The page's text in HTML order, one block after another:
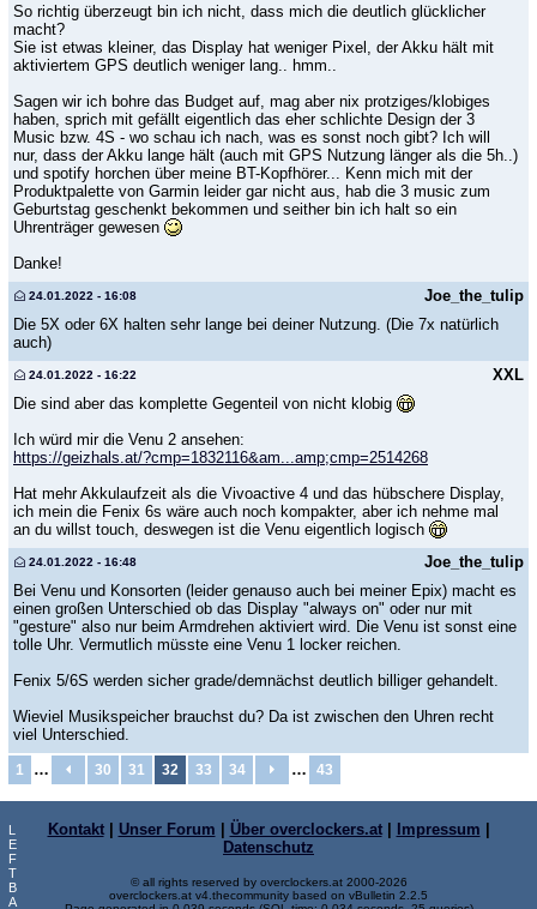
So richtig überzeugt bin ich nicht, dass mich die deutlich glücklicher
macht?
Sie ist etwas kleiner, das Display hat weniger Pixel, der Akku hält mit
aktiviertem GPS deutlich weniger lang.. hmm..
Sagen wir ich bohre das Budget auf, mag aber nix protziges/klobiges
haben, sprich mit gefällt eigentlich das eher schlichte Design der 3
Music bzw. 4S - wo schau ich nach, was es sonst noch gibt? Ich will
nur, dass der Akku lange hält (auch mit GPS Nutzung länger als die 5h..)
und spotify horchen über meine BT-Kopfhörer... Kenn mich mit der
Produktpalette von Garmin leider gar nicht aus, hab die 3 music zum
Geburtstag geschenkt bekommen und seither bin ich halt so ein
Uhrenträger gewesen
Danke!
Joe_the_tulip
24.01.2022 - 16:08
Die 5X oder 6X halten sehr lange bei deiner Nutzung. (Die 7x natürlich
auch)
XXL
24.01.2022 - 16:22
Die sind aber das komplette Gegenteil von nicht klobig
Ich würd mir die Venu 2 ansehen:
https://geizhals.at/?cmp=1832116&am...amp;cmp=2514268
Hat mehr Akkulaufzeit als die Vivoactive 4 und das hübschere Display,
ich mein die Fenix 6s wäre auch noch kompakter, aber ich nehme mal
an du willst touch, deswegen ist die Venu eigentlich logisch
Joe_the_tulip
24.01.2022 - 16:48
Bei Venu und Konsorten (leider genauso auch bei meiner Epix) macht es
einen großen Unterschied ob das Display "always on" oder nur mit
"gesture" also nur beim Armdrehen aktiviert wird. Die Venu ist sonst eine
tolle Uhr. Vermutlich müsste eine Venu 1 locker reichen.
Fenix 5/6S werden sicher grade/demnächst deutlich billiger gehandelt.
Wieviel Musikspeicher brauchst du? Da ist zwischen den Uhren recht
viel Unterschied.
1 … 30 31 32 33 34 … 43
L
E
F
T
B
A
Kontakt| Unser Forum Über overclockers.at| Impressum
Datenschutz
© all rights reserved by overclockers.at 2000-2026
overclockers.at v4.thecommunity based on vBulletin 2.2.5